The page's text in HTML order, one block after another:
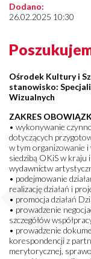
Dodano:
26.02.2025 10:30
Ośrodek Kultury i
stanowisko:
Wizualnych
ZAKRES
• wykonywanie
dotyczących
w tym organizowanie
siedzibą OKiS w kraju
wydawnictw
• podejmowanie
realizację działań i
• promocja działań
• prowadzenie
szczegółów
• prowadzenie
korespondencji z
merytorycznej,